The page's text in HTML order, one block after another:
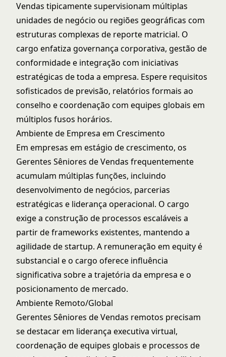
Vendas tipicamente supervisionam múltiplas
unidades de negócio ou regiões geográficas com
estruturas complexas de reporte matricial. O
cargo enfatiza governança corporativa, gestão de
conformidade e integração com iniciativas
estratégicas de toda a empresa. Espere requisitos
sofisticados de previsão, relatórios formais ao
conselho e coordenação com equipes globais em
múltiplos fusos horários.
Ambiente de Empresa em Crescimento
Em empresas em estágio de crescimento, os
Gerentes Sêniores de Vendas frequentemente
acumulam múltiplas funções, incluindo
desenvolvimento de negócios, parcerias
estratégicas e liderança operacional. O cargo
exige a construção de processos escaláveis a
partir de frameworks existentes, mantendo a
agilidade de startup. A remuneração em equity é
substancial e o cargo oferece influência
significativa sobre a trajetória da empresa e o
posicionamento de mercado.
Ambiente Remoto/Global
Gerentes Sêniores de Vendas remotos precisam
se destacar em liderança executiva virtual,
coordenação de equipes globais e processos de